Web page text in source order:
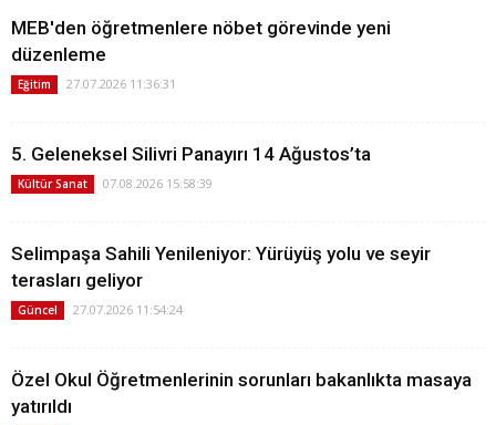
MEB'den öğretmenlere nöbet görevinde yeni
düzenleme
Eğitim 27.07.2026 11:36:31
5. Geleneksel Silivri Panayırı 14 Ağustos’ta
Kültür Sanat 07.08.2026 15:58:39
Selimpaşa Sahili Yenileniyor: Yürüyüş yolu ve seyir
terasları geliyor
Güncel 27.07.2026 11:54:24
Özel Okul Öğretmenlerinin sorunları bakanlıkta masaya
yatırıldı